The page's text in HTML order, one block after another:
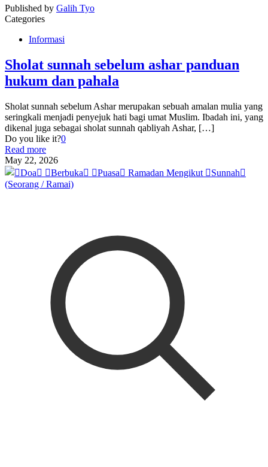
Published by Galih Tyo
Categories
Informasi
Sholat sunnah sebelum ashar panduan
hukum dan pahala
Sholat sunnah sebelum Ashar merupakan sebuah amalan mulia yang
seringkali menjadi penyejuk hati bagi umat Muslim. Ibadah ini, yang
dikenal juga sebagai sholat sunnah qabliyah Ashar, […]
Do you like it?0
Read more
May 22, 2026